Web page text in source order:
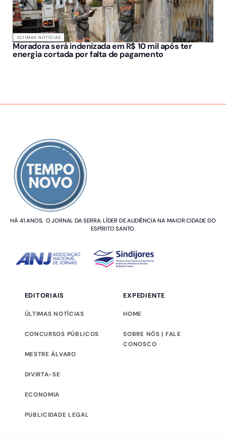
ÚLTIMAS NOTÍCIAS
Moradora será indenizada em R$ 10 mil após ter
energia cortada por falta de pagamento
HÁ 41 ANOS, O JORNAL DA SERRA. LÍDER DE AUDIÊNCIA NA MAIOR CIDADE DO
ESPÍRITO SANTO.
EDITORIAIS
ÚLTIMAS NOTÍCIAS
CONCURSOS PÚBLICOS
MESTRE ÁLVARO
DIVIRTA-SE
ECONOMIA
PUBLICIDADE LEGAL
EXPEDIENTE
HOME
SOBRE NÓS | FALE
CONOSCO